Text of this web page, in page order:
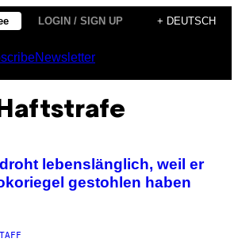
LOGIN / SIGN UP + DEUTSCH
Newsletter
Haftstrafe
lebenslänglich, weil er
gestohlen haben